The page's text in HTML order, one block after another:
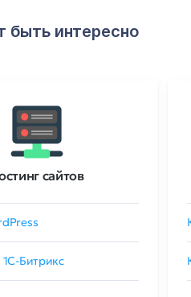
быть интересно
сайтов
Битрикс